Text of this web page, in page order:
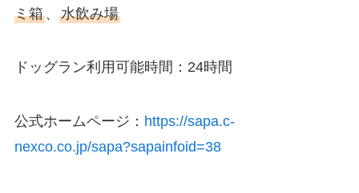
ミ箱、 水飲み場
ドッグラン利用可能時間：24時間
公式ホームページ： https://sapa.c-
nexco.co.jp/sapa?sapainfoid=38